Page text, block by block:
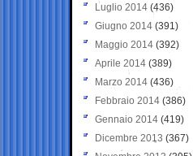
Luglio 2014 (436)
Giugno 2014 (391)
Maggio 2014 (392)
Aprile 2014 (389)
Marzo 2014 (436)
Febbraio 2014 (386)
Gennaio 2014 (419)
Dicembre 2013 (367)